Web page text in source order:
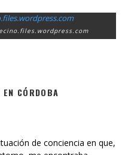
CÓRDOBA
de conciencia en que,